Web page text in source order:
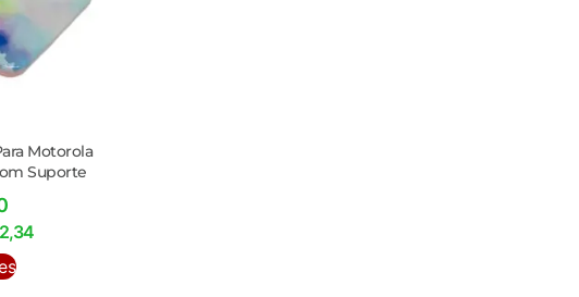
Motorola
Suporte